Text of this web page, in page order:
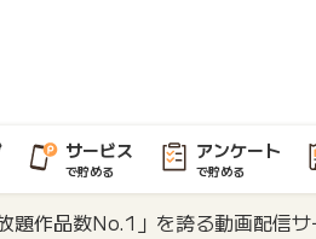
サービス
で貯める
アンケート
で貯める
作品数No.1」を誇る動画配信サ